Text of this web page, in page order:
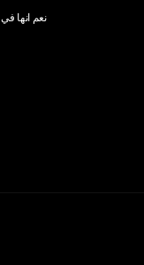
نعم انها